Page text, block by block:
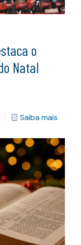
o
Natal
Saiba mais